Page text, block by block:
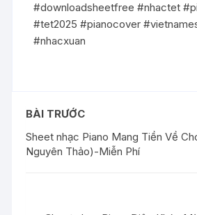
#downloadsheetfree #nhactet
#tet2025 #pianocover
#nhacxuan
BÀI TRƯỚC
Sheet nhạc Piano Mang Tiền Về
Nguyên Thảo)-Miễn Phí